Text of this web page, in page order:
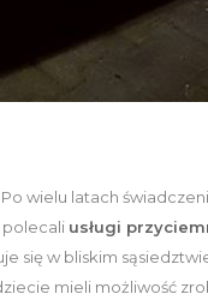
wielu latach
polecali usługi
się w bliskim
mieli możliwość